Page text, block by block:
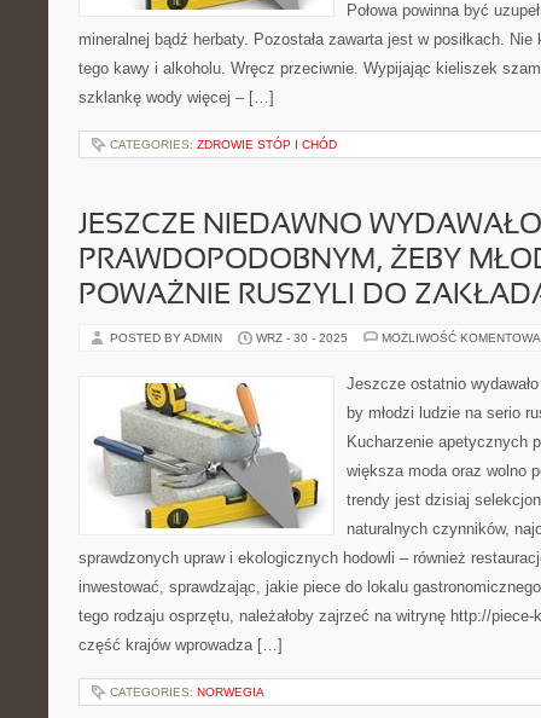
Połowa powinna być
mineralnej bądź herbaty. Pozostała zawarta jest w posiłkach.
tego kawy i alkoholu. Wręcz przeciwnie. Wypijając kieliszek
szklankę wody więcej – […]
CATEGORIES: ZDROWIE STÓP I CHÓD
JESZCZE NIEDAWNO
PRAWDOPODOBNYM, ŻEBY
POWAŻNIE RUSZYLI DO
POSTED BY ADMIN WRZ - 30 - 2025 MOŻLIWOŚĆ
Jeszcze ostatnio
by młodzi ludzie na serio
Kucharzenie apetycznych
większa moda oraz wolno
trendy jest dzisiaj
naturalnych czynników,
sprawdzonych upraw i ekologicznych hodowli – również
inwestować, sprawdzając, jakie piece do lokalu
tego rodzaju osprzętu, należałoby zajrzeć na witrynę http://
część krajów wprowadza […]
CATEGORIES: NORWEGIA